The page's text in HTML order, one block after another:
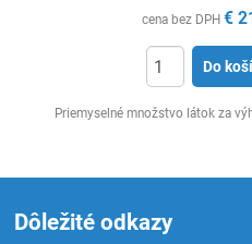
cena bez DPH €
Do
Priemyselné množstvo látok za
Dôležité odkazy